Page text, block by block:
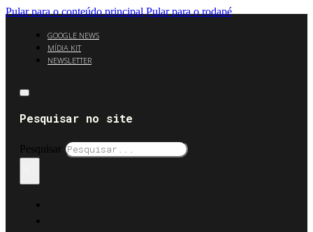
Pular para o conteúdo principal Pular para o rodapé
GOOGLE NEWS
MÍDIA KIT
NEWSLETTER
Pesquisar no site
Pesquisar